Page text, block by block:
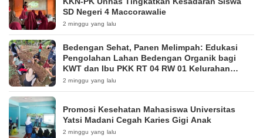
SD Negeri 4 Maccorawalie
2 minggu yang lalu
Bedengan Sehat, Panen Melimpah: Edukasi
Pengolahan Lahan Bedengan Organik bagi
KWT dan Ibu PKK RT 04 RW 01 Kelurahan
Pakintelan
2 minggu yang lalu
Promosi Kesehatan Mahasiswa Universitas
Yatsi Madani Cegah Karies Gigi Anak
2 minggu yang lalu